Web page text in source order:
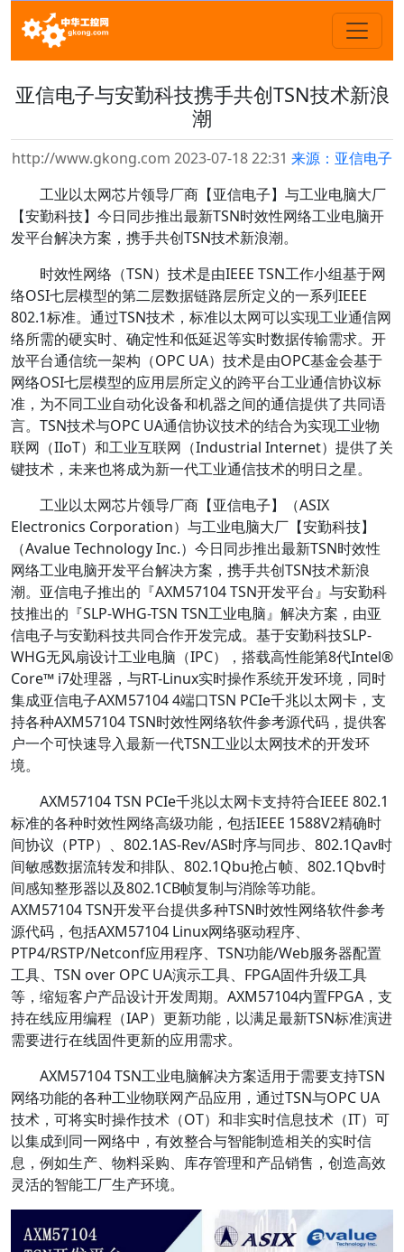
亚信电子与安勤科技携手共创TSN技术新浪
潮
http://www.gkong.com 2023-07-18 22:31 来源：亚信电子
工业以太网芯片领导厂商【亚信电子】与工业电脑大厂
【安勤科技】今日同步推出最新TSN时效性网络工业电脑开
发平台解决方案，携手共创TSN技术新浪潮。
时效性网络（TSN）技术是由IEEE TSN工作小组基于网
络OSI七层模型的第二层数据链路层所定义的一系列IEEE
802.1标准。通过TSN技术，标准以太网可以实现工业通信网
络所需的硬实时、确定性和低延迟等实时数据传输需求。开
放平台通信统一架构（OPC UA）技术是由OPC基金会基于
网络OSI七层模型的应用层所定义的跨平台工业通信协议标
准，为不同工业自动化设备和机器之间的通信提供了共同语
言。TSN技术与OPC UA通信协议技术的结合为实现工业物
联网（IIoT）和工业互联网（Industrial Internet）提供了关
键技术，未来也将成为新一代工业通信技术的明日之星。
工业以太网芯片领导厂商【亚信电子】（ASIX
Electronics Corporation）与工业电脑大厂【安勤科技】
（Avalue Technology Inc.）今日同步推出最新TSN时效性
网络工业电脑开发平台解决方案，携手共创TSN技术新浪
潮。亚信电子推出的『AXM57104 TSN开发平台』与安勤科
技推出的『SLP-WHG-TSN TSN工业电脑』解决方案，由亚
信电子与安勤科技共同合作开发完成。基于安勤科技SLP-
WHG无风扇设计工业电脑（IPC），搭载高性能第8代Intel®
Core™ i7处理器，与RT-Linux实时操作系统开发环境，同时
集成亚信电子AXM57104 4端口TSN PCIe千兆以太网卡，支
持各种AXM57104 TSN时效性网络软件参考源代码，提供客
户一个可快速导入最新一代TSN工业以太网技术的开发环
境。
AXM57104 TSN PCIe千兆以太网卡支持符合IEEE 802.1
标准的各种时效性网络高级功能，包括IEEE 1588V2精确时
间协议（PTP）、802.1AS-Rev/AS时序与同步、802.1Qav时
间敏感数据流转发和排队、802.1Qbu抢占帧、802.1Qbv时
间感知整形器以及802.1CB帧复制与消除等功能。
AXM57104 TSN开发平台提供多种TSN时效性网络软件参考
源代码，包括AXM57104 Linux网络驱动程序、
PTP4/RSTP/Netconf应用程序、TSN功能/Web服务器配置
工具、TSN over OPC UA演示工具、FPGA固件升级工具
等，缩短客户产品设计开发周期。AXM57104内置FPGA，支
持在线应用编程（IAP）更新功能，以满足最新TSN标准演进
需要进行在线固件更新的应用需求。
AXM57104 TSN工业电脑解决方案适用于需要支持TSN
网络功能的各种工业物联网产品应用，通过TSN与OPC UA
技术，可将实时操作技术（OT）和非实时信息技术（IT）可
以集成到同一网络中，有效整合与智能制造相关的实时信
息，例如生产、物料采购、库存管理和产品销售，创造高效
灵活的智能工厂生产环境。